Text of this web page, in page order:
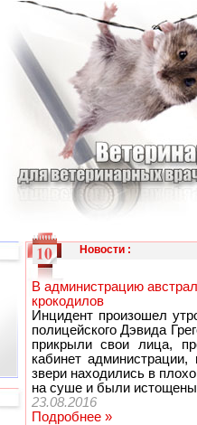
Новости:
В администрацию
крокодилов
Инцидент произошел
полицейского Дэвида
прикрыли свои лица,
кабинет
звери находились в
на суше и были
23.08.2016
Подробнее »